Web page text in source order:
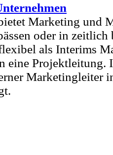
Marketing und
oder in zeitlich
als Interims
eine
Marketingleiter